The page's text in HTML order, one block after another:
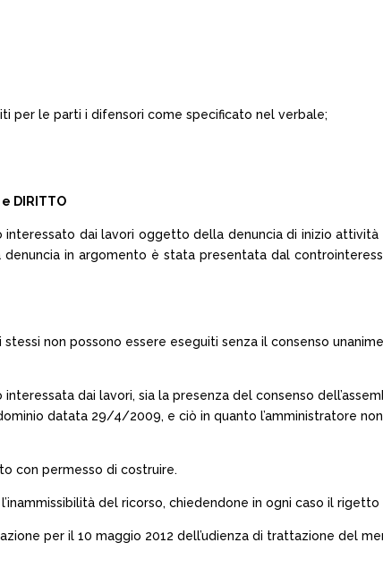
per le parti i difensori come specificato nel verbale;
e DIRITTO
dai lavori oggetto della denuncia di inizio attività
in argomento è stata presentata dal
non possono essere eseguiti senza il consenso
dai lavori, sia la presenza del consenso
datata 29/4/2009, e ciò in quanto l’amministratore
con permesso di costruire.
del ricorso, chiedendone in ogni caso il
per il 10 maggio 2012 dell’udienza di trattazione del